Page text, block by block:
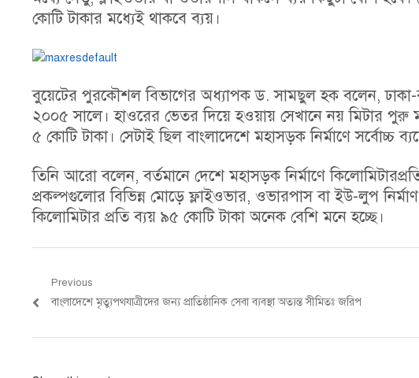
কোটি টাকার মধ্যেই থাকবে ব্যয়।
বুয়েটের পুরকৌশল বিভাগের অধ্যাপক ড. সামছুল হক বলেন,
২০০৫ সালে। হাওরের ভেতর দিয়ে হওয়ায় সেখানে নয় মিটার পুরু
৫ কোটি টাকা। সেটাই ছিল বাংলাদেশে মহাসড়ক নির্মাণে সর্বোচ্চ
তিনি আরো বলেন, বর্তমানে দেশে মহাসড়ক নির্মাণে
প্রকল্পগুলোর বিভিন্ন মোড়ে ফ্লাইওভার, ওভারপাস বা ইউ-লুপ
কিলোমিটার প্রতি ব্যয় ৯৫ কোটি টাকা অনেক বেশি মনে হচ্ছে।
Post
navigation
Previous
Previous
বাংলাদেশে মৃত্যুপথযাত্রীদের জন্য প্রাতিষ্ঠানিক সেবা ব্যবস্থা অত্যন্ত সীমিতঃ জরিপ